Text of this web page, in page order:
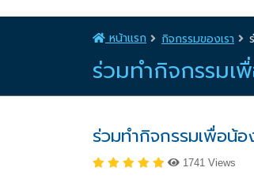
หน้าแรก กิจกรรมของเรา
ร่วมทำกิจกรรมเ
ร่วมทำกิจกรรมเพื่อน้
1741 Views